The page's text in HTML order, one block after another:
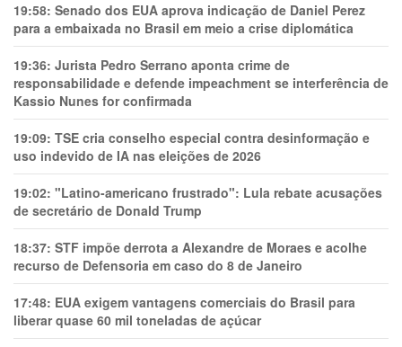
19:58: Senado dos EUA aprova indicação de Daniel Perez
para a embaixada no Brasil em meio a crise diplomática
19:36: Jurista Pedro Serrano aponta crime de
responsabilidade e defende impeachment se interferência de
Kassio Nunes for confirmada
19:09: TSE cria conselho especial contra desinformação e
uso indevido de IA nas eleições de 2026
19:02: "Latino-americano frustrado": Lula rebate acusações
de secretário de Donald Trump
18:37: STF impõe derrota a Alexandre de Moraes e acolhe
recurso de Defensoria em caso do 8 de Janeiro
17:48: EUA exigem vantagens comerciais do Brasil para
liberar quase 60 mil toneladas de açúcar